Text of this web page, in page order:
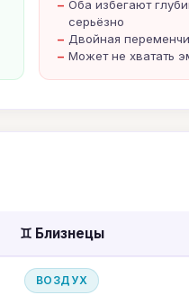
Оба избегают
серьёзно
Двойная
Может не хватать
♊ Близнецы
ВОЗДУХ